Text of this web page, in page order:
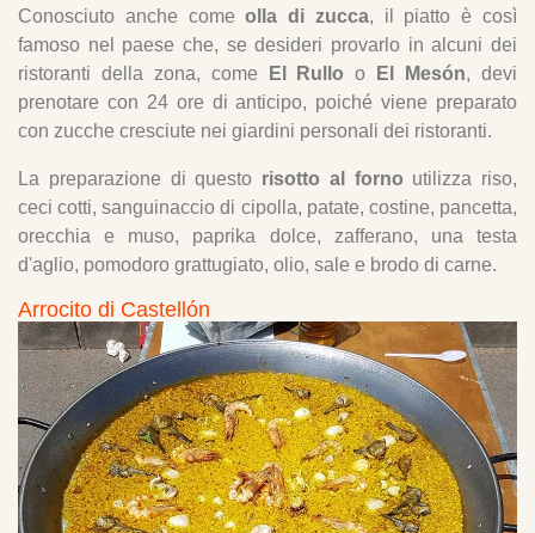
Conosciuto anche comeolla di zucca, il piatto è così
famoso nel paese che, se desideri provarlo in alcuni dei
ristoranti della zona, come
El Rullo o El Mesón, devi
prenotare con 24 ore di anticipo, poiché viene preparato
con zucche cresciute nei giardini personali dei ristoranti.
La preparazione di questo risotto al forno utilizza riso,
ceci cotti, sanguinaccio di cipolla, patate, costine, pancetta,
orecchia e muso, paprika dolce, zafferano, una testa
d'aglio, pomodoro grattugiato, olio, sale e brodo di carne.
Arrocito di Castellón